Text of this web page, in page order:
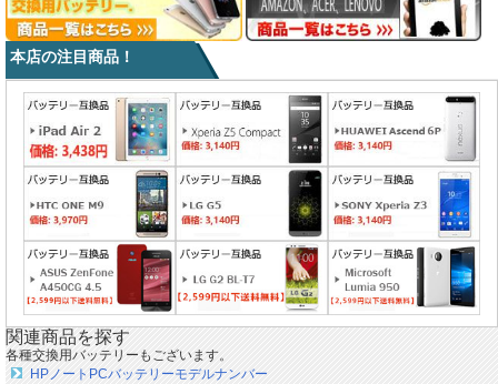
本店の注目商品！
関連商品を探す
各種交換用バッテリーもございます。
HPノートPCバッテリーモデルナンバー